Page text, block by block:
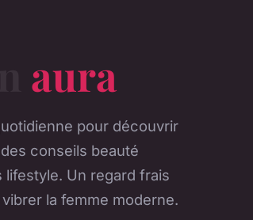
aura
pour découvrir
conseils beauté
Un regard frais
la femme moderne.